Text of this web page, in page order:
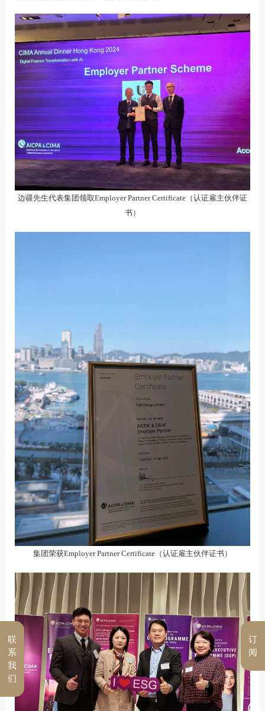
边疆先生代表集团领取Employer Partner Certificate（认证雇主伙伴证
书）
集团荣获Employer Partner Certificate（认证雇主伙伴证书）
订
阅
联
系
我
们